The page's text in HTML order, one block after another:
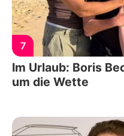
7
Im Urlaub: Boris
um die Wette